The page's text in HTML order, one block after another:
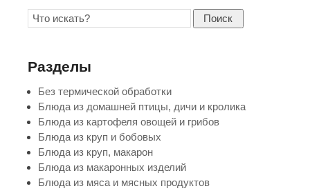
Поиск
Разделы
Без термической обработки
Блюда из домашней птицы, дичи и кролика
Блюда из картофеля овощей и грибов
Блюда из круп и бобовых
Блюда из круп, макарон
Блюда из макаронных изделий
Блюда из мяса и мясных продуктов